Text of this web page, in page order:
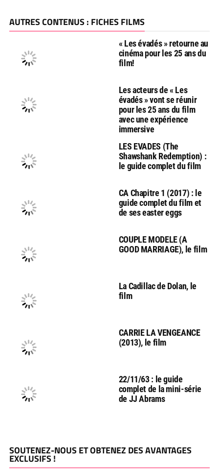
AUTRES CONTENUS : FICHES FILMS
« Les évadés » retourne au
cinéma pour les 25 ans du
film!
Les acteurs de « Les
évadés » vont se réunir
pour les 25 ans du film
avec une expérience
immersive
LES EVADES (The
Shawshank Redemption) :
le guide complet du film
CA Chapitre 1 (2017) : le
guide complet du film et
de ses easter eggs
COUPLE MODELE (A
GOOD MARRIAGE), le film
La Cadillac de Dolan, le
film
CARRIE LA VENGEANCE
(2013), le film
22/11/63 : le guide
complet de la mini-série
de JJ Abrams
SOUTENEZ-NOUS ET OBTENEZ DES AVANTAGES
EXCLUSIFS !